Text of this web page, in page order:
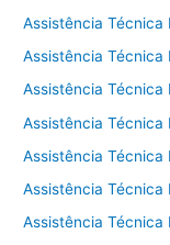
Assistência Técnica
Assistência Técnica
Assistência Técnica
Assistência Técnica
Assistência Técnica
Assistência Técnica
Assistência Técnica